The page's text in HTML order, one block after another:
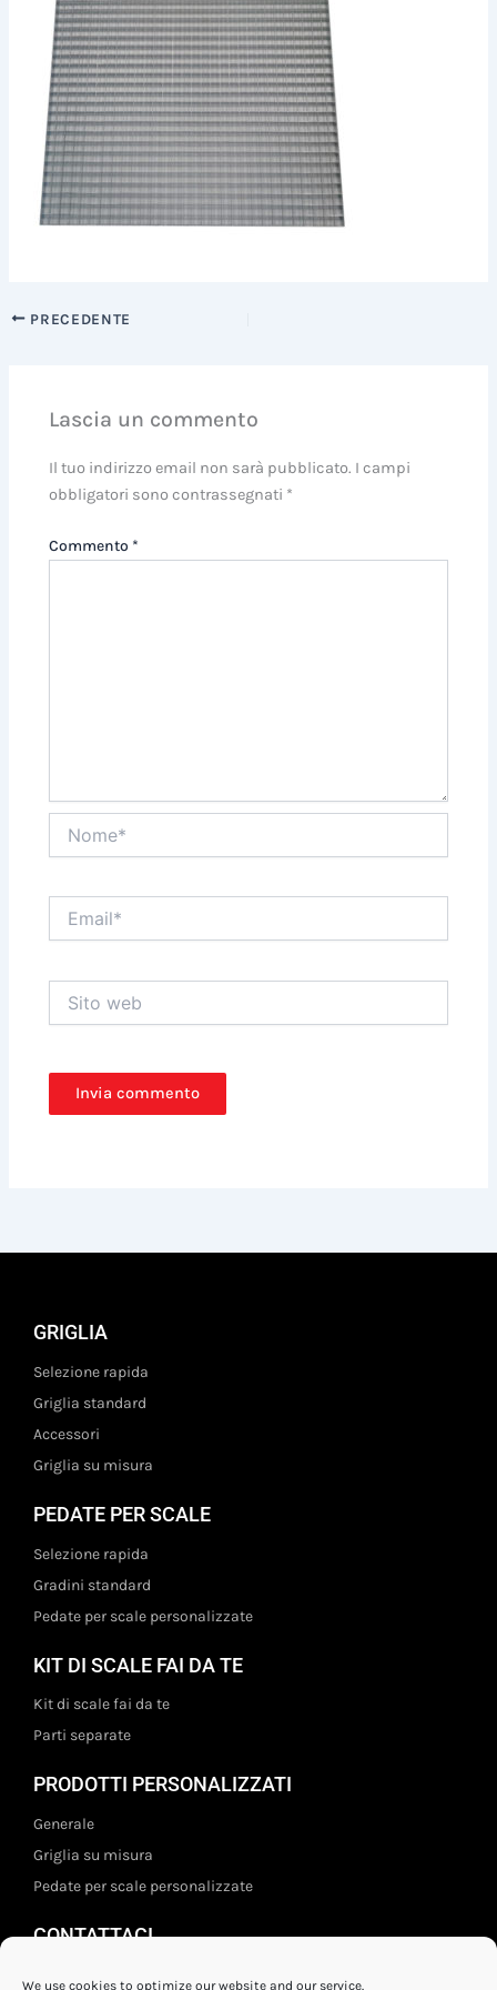
We use cookies to optimize our website and our service.
PRECEDENTE
Lascia un commento
Il tuo indirizzo email non sarà pubblicato. I campi
obbligatori sono contrassegnati *
Commento *
web
GRIGLIA
Selezione rapida
Griglia standard
Accessori
Griglia su misura
PEDATE PER SCALE
Selezione rapida
Gradini standard
Pedate per scale personalizzate
KIT DI SCALE FAI DA TE
Kit di scale fai da te
Parti separate
PRODOTTI PERSONALIZZATI
Generale
Griglia su misura
Pedate per scale personalizzate
CONTATTACI